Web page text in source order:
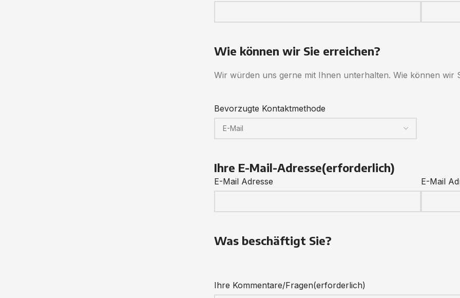
Wie können wir Sie erreichen?
Wir würden uns gerne mit Ihnen unterhalten. Wie können wir
Bevorzugte Kontaktmethode
Ihre E-Mail-Adresse(erforderlich)
E-Mail Adresse E-Mail
Was beschäftigt Sie?
Ihre Kommentare/Fragen(erforderlich)